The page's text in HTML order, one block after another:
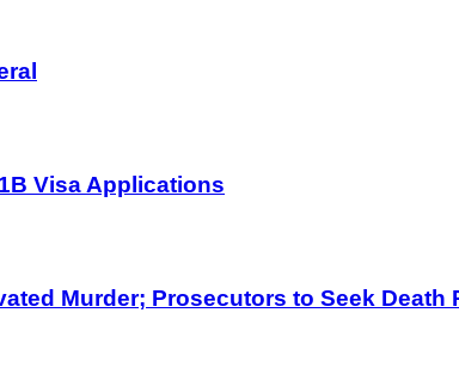
Visa Applications
Murder; Prosecutors to Seek Death